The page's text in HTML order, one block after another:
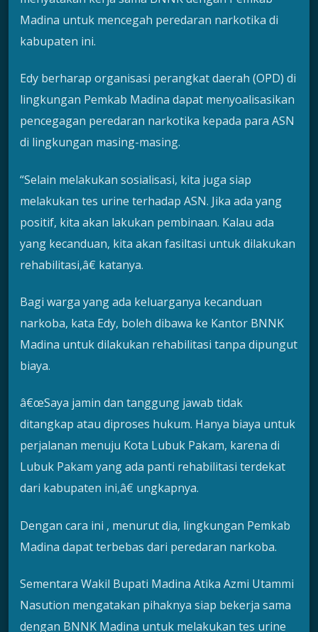
Madina untuk mencegah peredaran narkotika di
kabupaten ini.
Edy berharap organisasi perangkat daerah (OPD) di
lingkungan Pemkab Madina dapat menyoalisasikan
pencegagan peredaran narkotika kepada para ASN
di lingkungan masing-masing.
“Selain melakukan sosialisasi, kita juga siap
melakukan tes urine terhadap ASN. Jika ada yang
positif, kita akan lakukan pembinaan. Kalau ada
yang kecanduan, kita akan fasiltasi untuk dilakukan
rehabilitasi,â€ katanya.
Bagi warga yang ada keluarganya kecanduan
narkoba, kata Edy, boleh dibawa ke Kantor BNNK
Madina untuk dilakukan rehabilitasi tanpa dipungut
biaya.
â€œSaya jamin dan tanggung jawab tidak
ditangkap atau diproses hukum. Hanya biaya untuk
perjalanan menuju Kota Lubuk Pakam, karena di
Lubuk Pakam yang ada panti rehabilitasi terdekat
dari kabupaten ini,â€ ungkapnya.
Dengan cara ini , menurut dia, lingkungan Pemkab
Madina dapat terbebas dari peredaran narkoba.
Sementara Wakil Bupati Madina Atika Azmi Utammi
Nasution mengatakan pihaknya siap bekerja sama
dengan BNNK Madina untuk melakukan tes urine